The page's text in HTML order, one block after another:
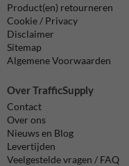
Product(en) retourneren
Cookie / Privacy
Disclaimer
Sitemap
Algemene Voorwaarden
Over TrafficSupply
Contact
Over ons
Nieuws en Blog
Levertijden
Veelgestelde vragen / FAQ